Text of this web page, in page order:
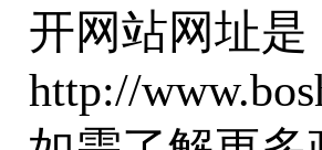
开网站网址是
http://